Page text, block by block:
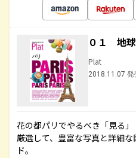
０１ 地
Plat
2018.11.07 発
花の都パリでやるべき「見る
厳選して、豊富な写真と詳細
ド。